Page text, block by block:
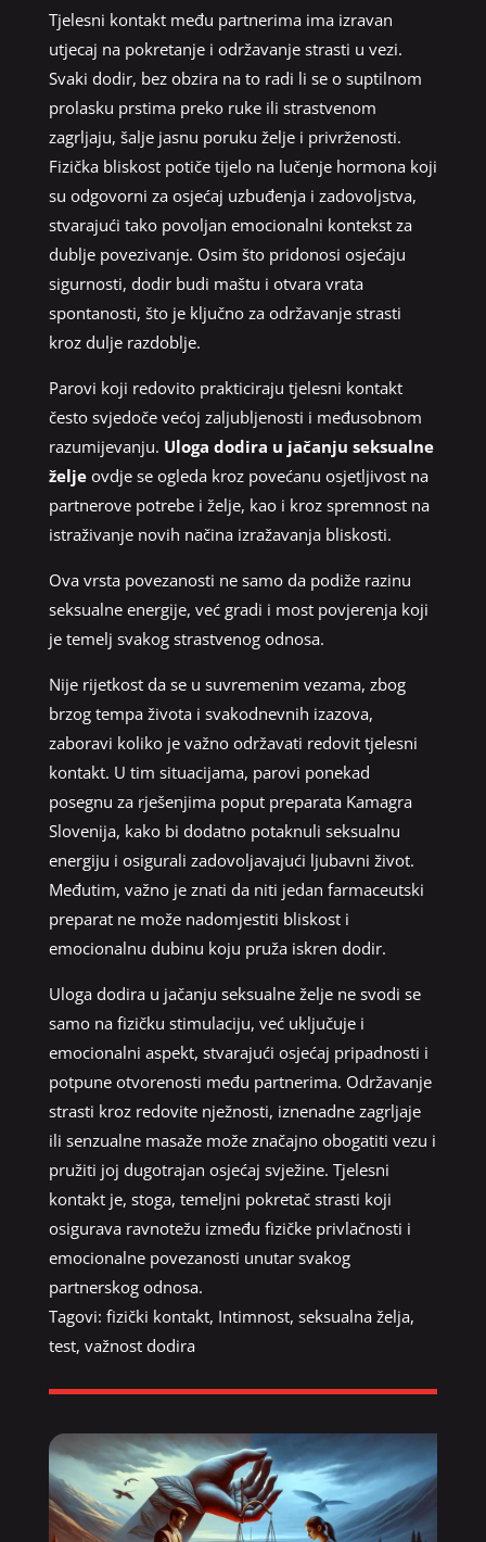
Tjelesni kontakt među partnerima ima izravan
utjecaj na pokretanje i održavanje strasti u vezi.
Svaki dodir, bez obzira na to radi li se o suptilnom
prolasku prstima preko ruke ili strastvenom
zagrljaju, šalje jasnu poruku želje i privrženosti.
Fizička bliskost potiče tijelo na lučenje hormona koji
su odgovorni za osjećaj uzbuđenja i zadovoljstva,
stvarajući tako povoljan emocionalni kontekst za
dublje povezivanje. Osim što pridonosi osjećaju
sigurnosti, dodir budi maštu i otvara vrata
spontanosti, što je ključno za održavanje strasti
kroz dulje razdoblje.
Parovi koji redovito prakticiraju tjelesni kontakt
često svjedoče većoj zaljubljenosti i međusobnom
razumijevanju. Uloga dodira u jačanju seksualne
željeovdje se ogleda kroz povećanu osjetljivost na
partnerove potrebe i želje, kao i kroz spremnost na
istraživanje novih načina izražavanja bliskosti.
Ova vrsta povezanosti ne samo da podiže razinu
seksualne energije, već gradi i most povjerenja koji
je temelj svakog strastvenog odnosa.
Nije rijetkost da se u suvremenim vezama, zbog
brzog tempa života i svakodnevnih izazova,
zaboravi koliko je važno održavati redovit tjelesni
kontakt. U tim situacijama, parovi ponekad
posegnu za rješenjima poput preparata Kamagra
Slovenija, kako bi dodatno potaknuli seksualnu
energiju i osigurali zadovoljavajući ljubavni život.
Međutim, važno je znati da niti jedan farmaceutski
preparat ne može nadomjestiti bliskost i
emocionalnu dubinu koju pruža iskren dodir.
Uloga dodira u jačanju seksualne želje ne svodi se
samo na fizičku stimulaciju, već uključuje i
emocionalni aspekt, stvarajući osjećaj pripadnosti i
potpune otvorenosti među partnerima. Održavanje
strasti kroz redovite nježnosti, iznenadne zagrljaje
ili senzualne masaže može značajno obogatiti vezu i
pružiti joj dugotrajan osjećaj svježine. Tjelesni
kontakt je, stoga, temeljni pokretač strasti koji
osigurava ravnotežu između fizičke privlačnosti i
emocionalne povezanosti unutar svakog
partnerskog odnosa.
Tagovi: fizički kontakt, Intimnost, seksualna želja,
test, važnost dodira